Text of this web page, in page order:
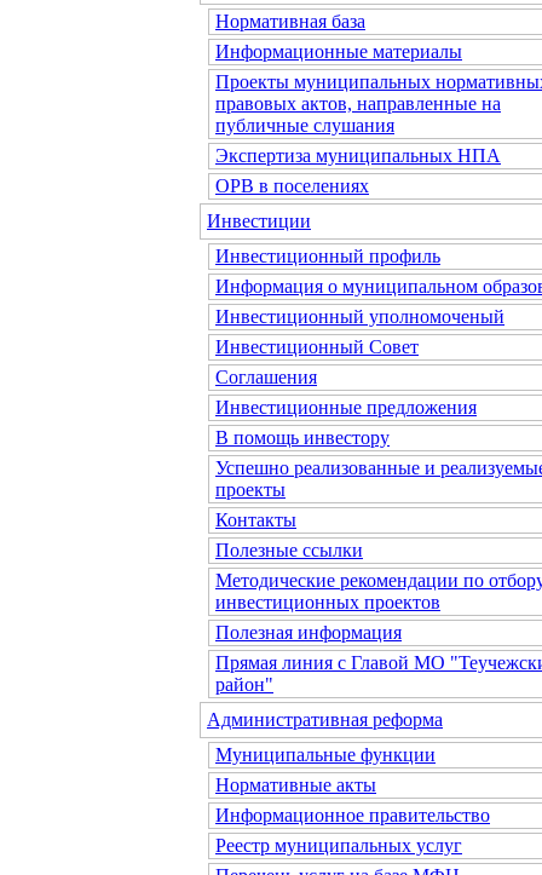
Нормативная база
Информационные материалы
Проекты муниципальных
правовых актов, направленные на
публичные слушания
Экспертиза муниципальных НПА
ОРВ в поселениях
Инвестиции
Инвестиционный профиль
Информация о муниципальном
Инвестиционный уполномоченый
Инвестиционный Совет
Соглашения
Инвестиционные предложения
В помощь инвестору
Успешно реализованные и
проекты
Контакты
Полезные ссылки
Методические рекомендации по
инвестиционных проектов
Полезная информация
Прямая линия с Главой МО
район"
Административная реформа
Муниципальные функции
Нормативные акты
Информационное правительство
Реестр муниципальных услуг